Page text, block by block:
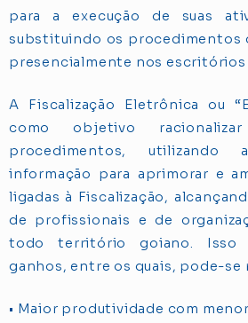
para a execução de suas
substituindo os procedimentos
presencialmente nos
A Fiscalização Eletrônica ou
como objetivo
procedimentos,
informação para aprimorar e
ligadas à Fiscalização,
de profissionais e de
todo território goiano. Isso
ganhos, entre os quais, pode-se
• Maior produtividade com